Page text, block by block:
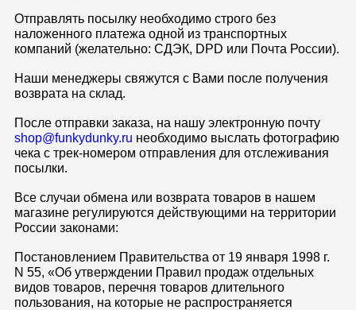
Отправлять посылку необходимо строго без
наложенного платежа одной из транспортных
компаний (желательно: СДЭК, DPD или Почта России).
Наши менеджеры свяжутся с Вами после получения
возврата на склад.
После отправки заказа, на нашу электронную почту
shop@funkydunky.ru необходимо выслать фотографию
чека с трек-номером отправления для отслеживания
посылки.
Все случаи обмена или возврата товаров в нашем
магазине регулируются действующими на территории
России законами:
Постановлением Правительства от 19 января 1998 г.
N 55, «Об утверждении Правил продаж отдельных
видов товаров, перечня товаров длительного
пользования, на которые не распространяется